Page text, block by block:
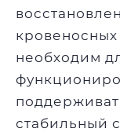
необходим
стабильный